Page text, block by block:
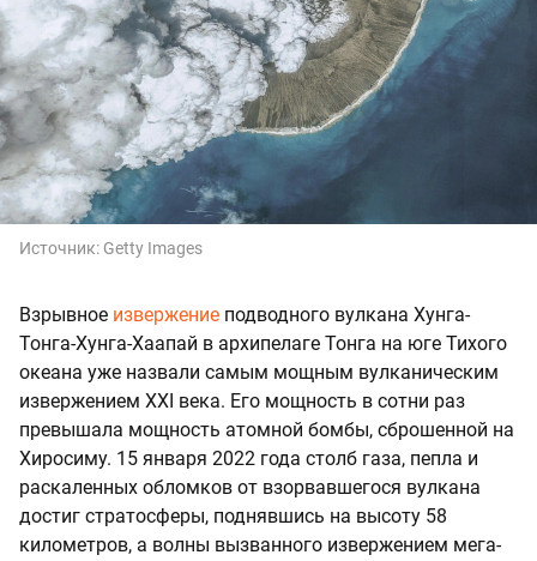
Источник: Getty Images
Взрывное извержение подводного вулкана Хунга-
Тонга-Хунга-Хаапай в архипелаге Тонга на юге Тихого
океана уже назвали самым мощным вулканическим
извержением XXI века. Его мощность в сотни раз
превышала мощность атомной бомбы, сброшенной на
Хиросиму. 15 января 2022 года столб газа, пепла и
раскаленных обломков от взорвавшегося вулкана
достиг стратосферы, поднявшись на высоту 58
километров, а волны вызванного извержением мега-